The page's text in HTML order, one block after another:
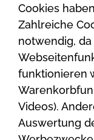
Cookies
Zahlreiche
notwendig,
funktionieren
Videos).
Auswertung